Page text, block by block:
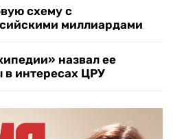
схему с
миллиардами
назвал ее
в интересах ЦРУ